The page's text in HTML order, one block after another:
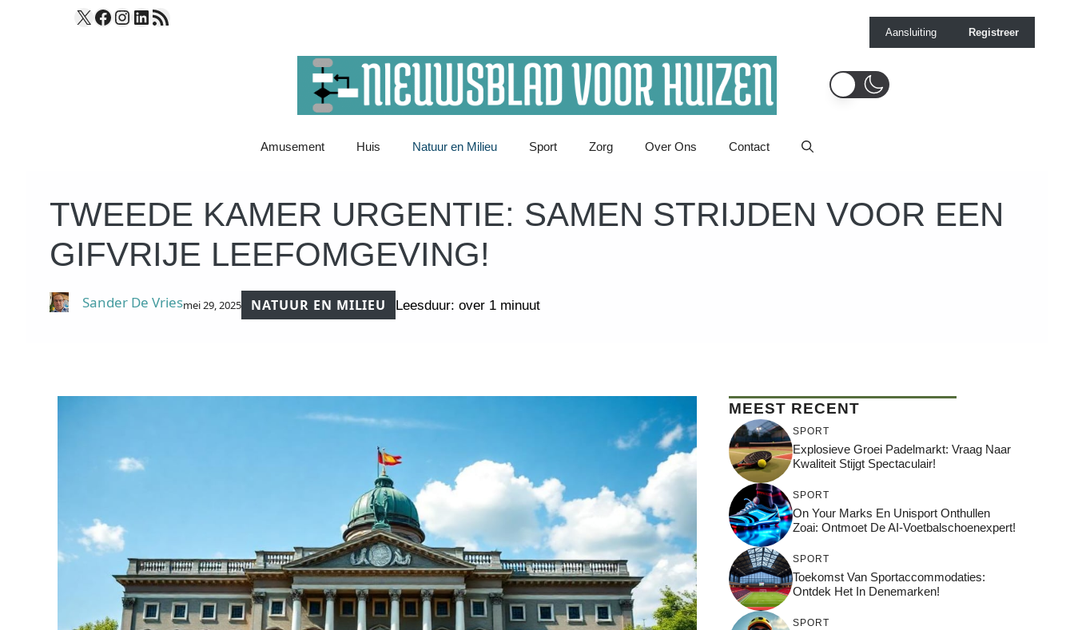
X Facebook
Instagram
LinkedIn
RSS Feed
Aansluiting Registreer
Amusement Huis Natuur en Milieu Sport Zorg Over Ons Contact
TWEEDE KAMER URGENTIE: SAMEN STRIJDEN VOOR EEN
GIFVRIJE LEEFOMGEVING!
Sander De Vriesmei 29, 2025 NATUUR EN MILIEU Leesduur: over 1 minuut
MEEST RECENT
SPORT
Explosieve Groei Padelmarkt: Vraag Naar
Kwaliteit Stijgt Spectaculair!
SPORT
On Your Marks En Unisport Onthullen
Zoai: Ontmoet De AI-Voetbalschoenexpert!
SPORT
Toekomst Van Sportaccommodaties:
Ontdek Het In Denemarken!
SPORT